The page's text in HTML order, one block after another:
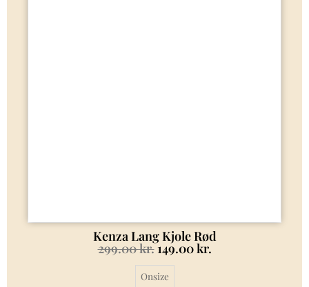
Kenza Lang Kjole Rød
299.00kr.149.00kr.
Onsize